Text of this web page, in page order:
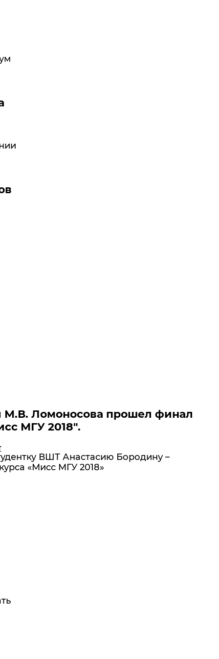
Ломоносова прошел финал
МГУ 2018".
ВШТ Анастасию Бородину –
«Мисс МГУ 2018»